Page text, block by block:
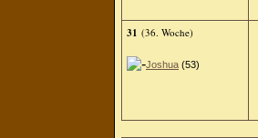
31 (36. Woche)
Joshua (53)